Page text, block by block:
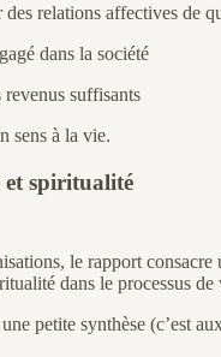
des relations affectives de
dans la société
suffisants
sens à la vie.
et spiritualité
le rapport
dans le processus de
petite synthèse (c’est